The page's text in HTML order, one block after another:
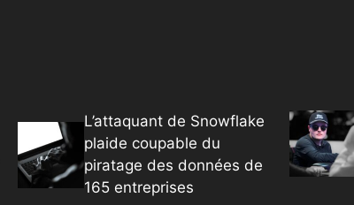
L’attaquant de Snowflake
plaide coupable du
piratage des données de
165 entreprises